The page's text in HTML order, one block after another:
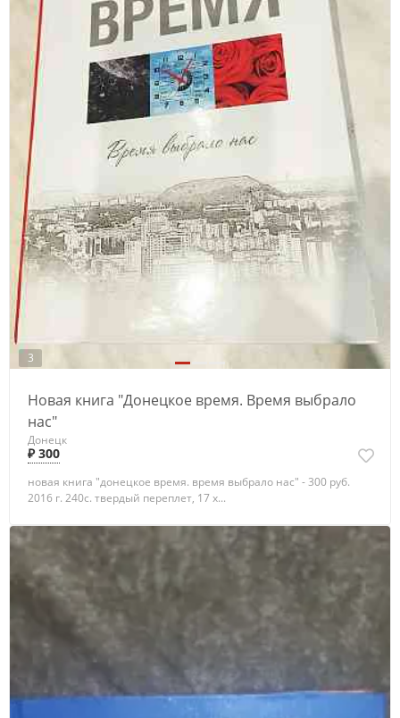
3
Новая книга "Донецкое время. Время выбрало
нас"
Донецк
₽ 300
новая книга "донецкое время. время выбрало нас" - 300 руб.
2016 г. 240с. твердый переплет, 17 х...